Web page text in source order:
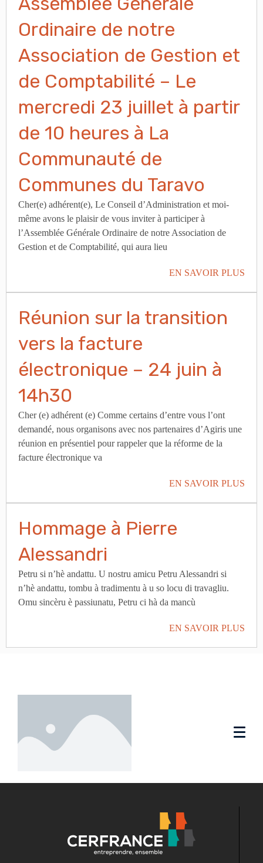
Ordinaire de notre
Association de Gestion et
de Comptabilité – Le
mercredi 23 juillet à partir
de 10 heures à La
Communauté de
Communes du Taravo
Cher(e) adhérent(e), Le Conseil d’Administration et moi-
même avons le plaisir de vous inviter à participer à
l’Assemblée Générale Ordinaire de notre Association de
Gestion et de Comptabilité, qui aura lieu
EN SAVOIR PLUS
Réunion sur la transition
vers la facture
électronique – 24 juin à
14h30
Cher (e) adhérent (e) Comme certains d’entre vous l’ont
demandé, nous organisons avec nos partenaires d’Agiris une
réunion en présentiel pour rappeler que la réforme de la
facture électronique va
EN SAVOIR PLUS
Hommage à Pierre
Alessandri
Petru si n’hè andattu. U nostru amicu Petru Alessandri si
n’hè andattu, tombu à tradimentu à u so locu di travagliu.
Omu sincèru è passiunatu, Petru ci hà da mancù
EN SAVOIR PLUS